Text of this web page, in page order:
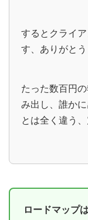
するとクライ
す、ありがと
たった数百円
み出し、誰か
とは全く違う
ロードマップ